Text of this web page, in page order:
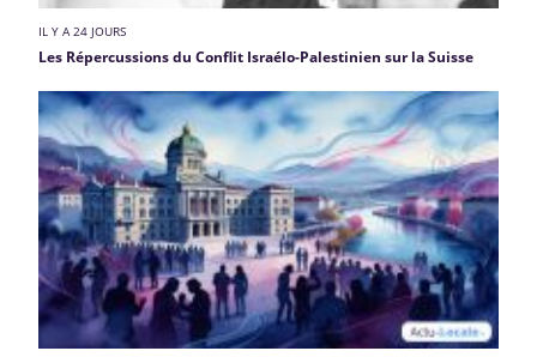
IL Y A 24 JOURS
Les Répercussions du Conflit Israélo-Palestinien sur la Suisse